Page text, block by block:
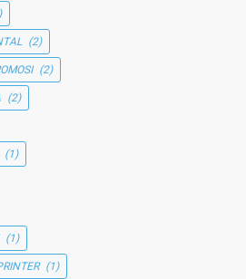
(2)
(2)
(2)
(1)
(1)
(1)